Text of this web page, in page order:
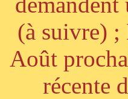
(à suivre) ;
Août
récente